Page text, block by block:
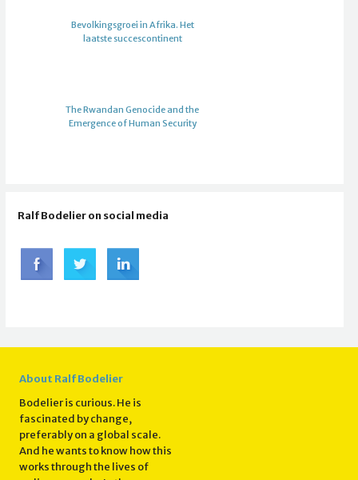
Bevolkingsgroei in Afrika. Het
laatste succescontinent
The Rwandan Genocide and the
Emergence of Human Security
Ralf Bodelier on social media
About Ralf Bodelier
Bodelier is curious. He is
fascinated by change,
preferably on a global scale.
And he wants to know how this
works through the lives of